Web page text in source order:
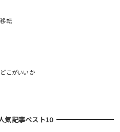
転
こがいいか
気記事ベスト10